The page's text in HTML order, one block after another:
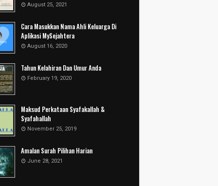
August 25, 2021
Cara Masukkan Nama Ahli Keluarga Di
Aplikasi MySejahtera
August 16, 2020
Tahun Kelahiran Dan Umur Anda
February 19, 2020
Maksud Perkataan Syafakallah &
Syafahallah
November 25, 2019
Amalan Surah Pilihan Harian
June 28, 2021